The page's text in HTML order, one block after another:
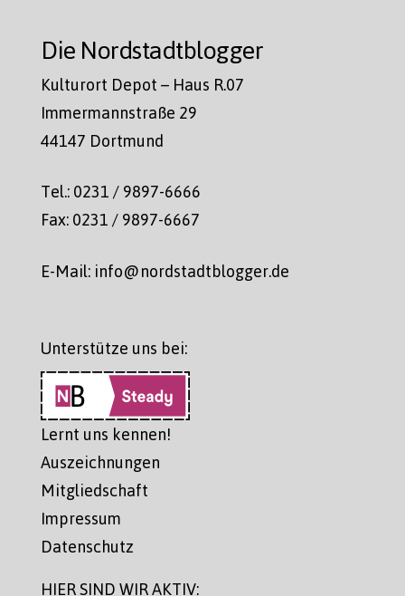
Die Nordstadtblogger
Kulturort Depot – Haus R.07
Immermannstraße 29
44147 Dortmund
Tel.: 0231 / 9897-6666
Fax: 0231 / 9897-6667
E-Mail: info@nordstadtblogger.de
Unterstütze uns bei:
Lernt uns kennen!
Auszeichnungen
Mitgliedschaft
Impressum
Datenschutz
HIER SIND WIR AKTIV: